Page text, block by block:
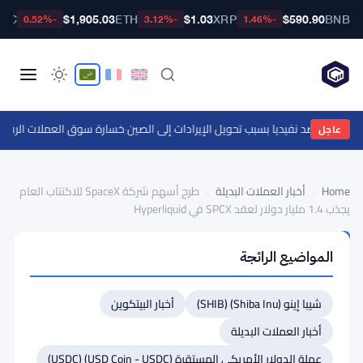
BNB
$590.90
-1.46%
XRP
$1.03
-3.12%
ETH
$1,905.03
-0.52%
عاجل
يراهن ضد نفيديا بسبب تحويل الإيرادات إلى الصين·خسارة سوق العملات الرقمية 2 تريليون دولار لكن المتداولين يواصلون الرهان بالرافعة
Home أخبار العملات البديلة
طرح أسهم شركة SpaceX للاكتتاب العام
يجذب 1.4 مليار دولار لعقد SPCX في Hyperliquid
العملات
البديلة
طرح
أسهم
شركة
المواضيع الرائجة
شيبا إينو (Shiba Inu) (SHIB)
أخبار البيتكوين
أخبار العملات البديلة